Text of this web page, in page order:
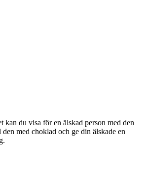
kan du visa för en älskad person med den
med choklad och ge din älskade en